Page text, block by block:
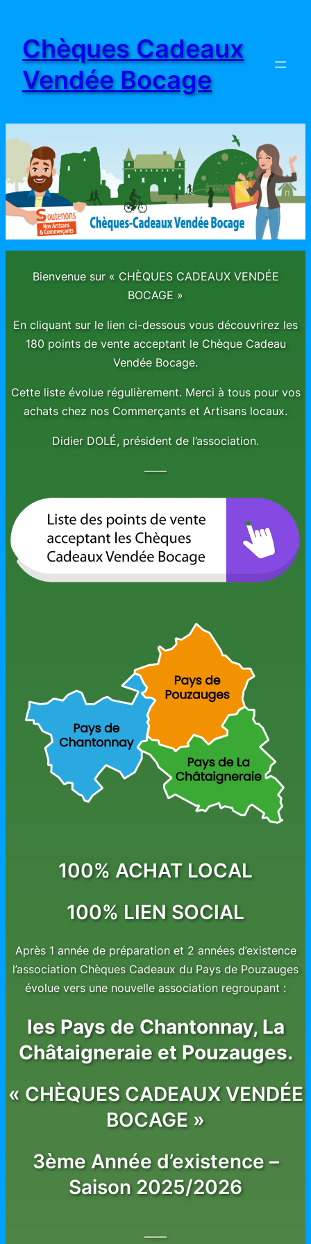
contenu
Chèques Cadeaux
Vendée Bocage
Bienvenue sur « CHÈQUES CADEAUX VENDÉE
BOCAGE »
En cliquant sur le lien ci-dessous vous découvrirez les
180 points de vente acceptant le Chèque Cadeau
Vendée Bocage.
Cette liste évolue régulièrement. Merci à tous pour vos
achats chez nos Commerçants et Artisans locaux.
Didier DOLÉ, président de l’association.
——
100% ACHAT LOCAL
100% LIEN SOCIAL
Après 1 année de préparation et 2 années d’existence
l’association Chèques Cadeaux du Pays de Pouzauges
évolue vers une nouvelle association regroupant :
les Pays de Chantonnay, La
Châtaigneraie et Pouzauges.
« CHÈQUES CADEAUX VENDÉE
BOCAGE »
3ème Année d’existence –
Saison 2025/2026
——